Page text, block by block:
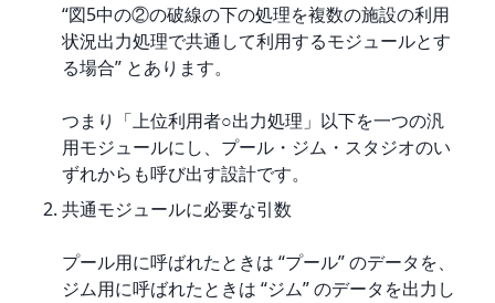
“図5中の②の破線の下の処理を複数の施設の利用
状況出力処理で共通して利用するモジュールとす
る場合” とあります。
つまり「上位利用者○出力処理」以下を一つの汎
用モジュールにし、プール・ジム・スタジオのい
ずれからも呼び出す設計です。
共通モジュールに必要な引数
プール用に呼ばれたときは “プール” のデータを、
ジム用に呼ばれたときは “ジム” のデータを出力し